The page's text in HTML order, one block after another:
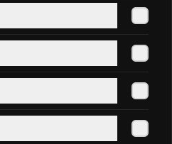
verde, ají  y mayonesa casera en